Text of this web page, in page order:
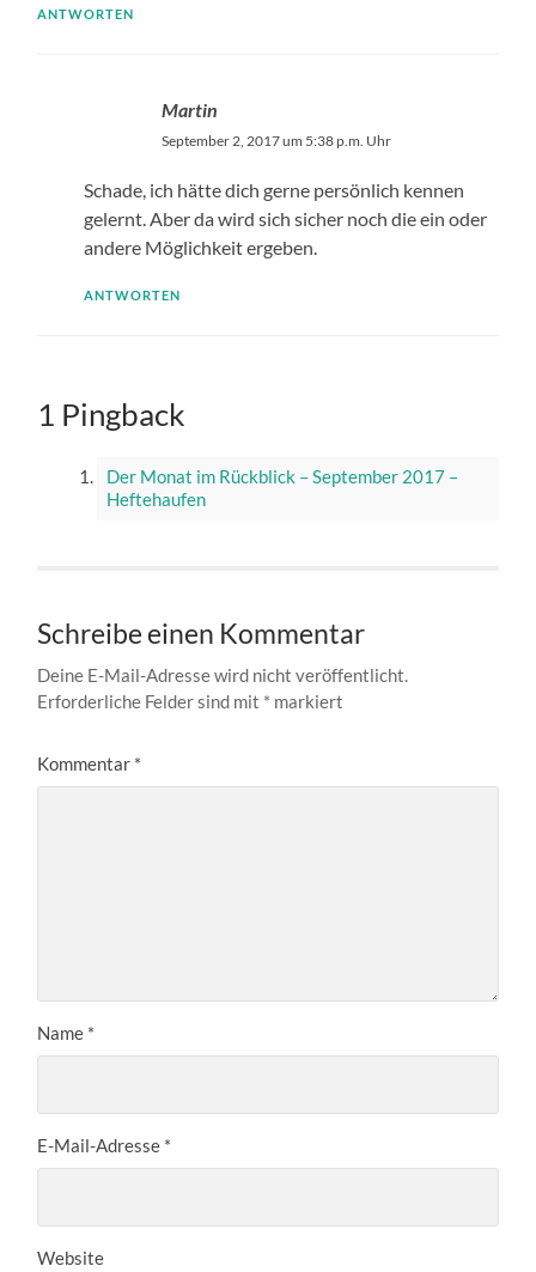
ANTWORTEN
Martin
September 2, 2017 um 5:38 p.m. Uhr
Schade, ich hätte dich gerne persönlich kennen
gelernt. Aber da wird sich sicher noch die ein oder
andere Möglichkeit ergeben.
ANTWORTEN
1 Pingback
Der Monat im Rückblick – September 2017 –
Heftehaufen
Schreibe einen Kommentar
Deine E-Mail-Adresse wird nicht veröffentlicht.
Erforderliche Felder sind mit * markiert
Kommentar *
Name *
E-Mail-Adresse *
Website